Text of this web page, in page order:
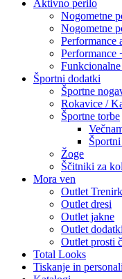
Aktivno perilo
Nogometne
Nogometne
Performance
Performance
Športni dodatki
Športne
Rokavice /
Športne torbe
Žoge
Ščitniki za
Mora ven
Outlet
Outlet dresi
Outlet jakne
Outlet dodatki
Outlet prosti
Total Looks
Tiskanje in